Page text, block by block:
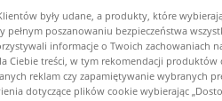
były udane, a produkty, które
poszanowaniu bezpieczeństwa
informacje o Twoich zachowaniach
Ciebie treści, w tym rekomendacji produktów
reklam czy zapamiętywanie wybranych
dotyczące plików cookie wybierając